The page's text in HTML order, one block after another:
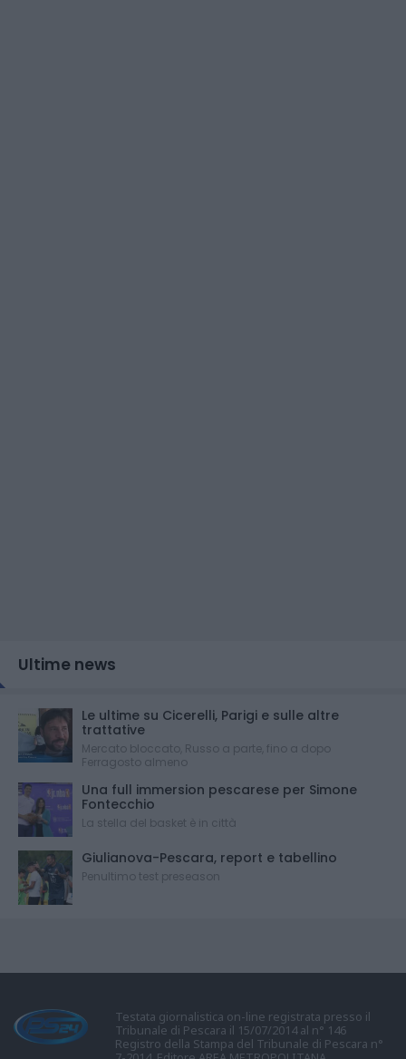
Ultime news
Le ultime su Cicerelli, Parigi e sulle altre
trattative
Mercato bloccato, Russo a parte, fino a dopo
Ferragosto almeno
Una full immersion pescarese per Simone
Fontecchio
La stella del basket è in città
Giulianova-Pescara, report e tabellino
Penultimo test preseason
Testata giornalistica on-line registrata presso il
Tribunale di Pescara il 15/07/2014 al n° 146
Registro della Stampa del Tribunale di Pescara n°